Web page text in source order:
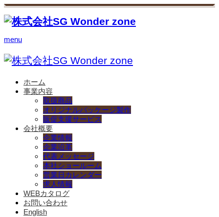
menu
ホーム
事業内容
取扱商品
オリジナルパッケージ製作
販促支援サービス
会社概要
企業情報
企業沿革
代表メッセージ
本社ショールーム
営業日カレンダー
求人情報
WEBカタログ
お問い合わせ
English